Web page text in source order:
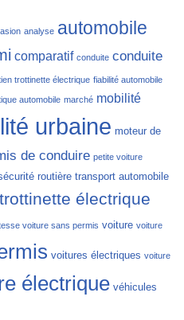
analyse automobile
comparatif conduite conduite
trottinette électrique fiabilité automobile
automobile marché mobilité
urbaine moteur de
de conduire petite voiture
routière transport automobile
trottinette électrique
voiture sans permis voiture voiture
voitures électriques voiture
électrique véhicules